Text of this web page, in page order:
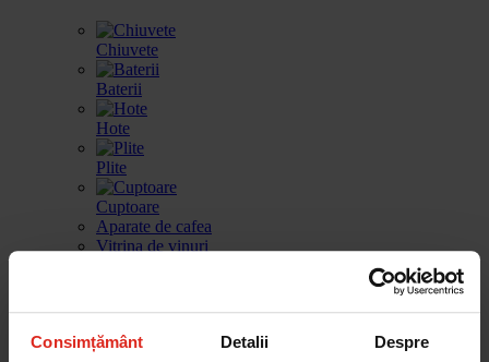
Consimțământ Detalii Despre
Chiuvete
Baterii
Hote
Plite
Cuptoare
Aparate de cafea
Vitrina de vinuri
Frigidere